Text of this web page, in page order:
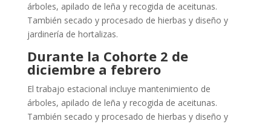
árboles, apilado de leña y recogida de aceitunas.
También secado y procesado de hierbas y diseño y
jardinería de hortalizas.
Durante la Cohorte 2 de
diciembre a febrero
El trabajo estacional incluye mantenimiento de
árboles, apilado de leña y recogida de aceitunas.
También secado y procesado de hierbas y diseño y